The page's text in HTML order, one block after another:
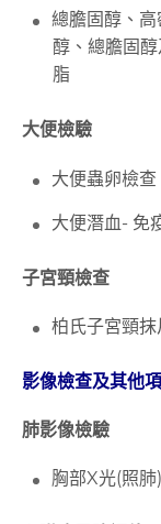
總膽固醇、
醇、總膽固
脂
大便檢驗
大便蟲卵檢查
大便潛血- 免
子宮頸檢查
柏氏子宮頸抹
影像檢查及其他
肺影像檢驗
胸部X光(照肺)